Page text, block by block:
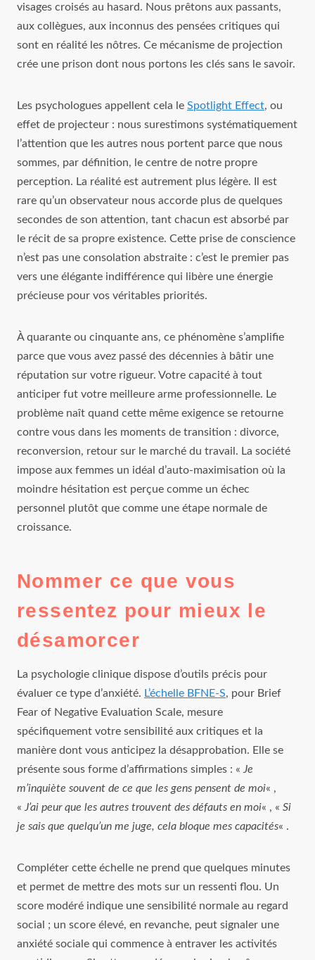
visages croisés au hasard. Nous prêtons aux passants,
aux collègues, aux inconnus des pensées critiques qui
sont en réalité les nôtres. Ce mécanisme de projection
crée une prison dont nous portons les clés sans le savoir.
Les psychologues appellent cela le Spotlight Effect, ou
effet de projecteur : nous surestimons systématiquement
l’attention que les autres nous portent parce que nous
sommes, par définition, le centre de notre propre
perception. La réalité est autrement plus légère. Il est
rare qu’un observateur nous accorde plus de quelques
secondes de son attention, tant chacun est absorbé par
le récit de sa propre existence. Cette prise de conscience
n’est pas une consolation abstraite : c’est le premier pas
vers une élégante indifférence qui libère une énergie
précieuse pour vos véritables priorités.
À quarante ou cinquante ans, ce phénomène s’amplifie
parce que vous avez passé des décennies à bâtir une
réputation sur votre rigueur. Votre capacité à tout
anticiper fut votre meilleure arme professionnelle. Le
problème naît quand cette même exigence se retourne
contre vous dans les moments de transition : divorce,
reconversion, retour sur le marché du travail. La société
impose aux femmes un idéal d’auto-maximisation où la
moindre hésitation est perçue comme un échec
personnel plutôt que comme une étape normale de
croissance.
Nommer ce que vous
ressentez pour mieux le
désamorcer
La psychologie clinique dispose d’outils précis pour
évaluer ce type d’anxiété. L’échelle BFNE-S, pour Brief
Fear of Negative Evaluation Scale, mesure
spécifiquement votre sensibilité aux critiques et la
manière dont vous anticipez la désapprobation. Elle se
présente sous forme d’affirmations simples : « Je
m’inquiète souvent de ce que les gens pensent de moi« ,
« J’ai peur que les autres trouvent des défauts en moi« , « Si
je sais que quelqu’un me juge, cela bloque mes capacités« .
Compléter cette échelle ne prend que quelques minutes
et permet de mettre des mots sur un ressenti flou. Un
score modéré indique une sensibilité normale au regard
social ; un score élevé, en revanche, peut signaler une
anxiété sociale qui commence à entraver les activités